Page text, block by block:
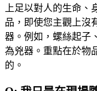
上足以對人的生命
品，即使您主觀上沒
器。例如，螺絲起子
為兇器。重點在於物
的。